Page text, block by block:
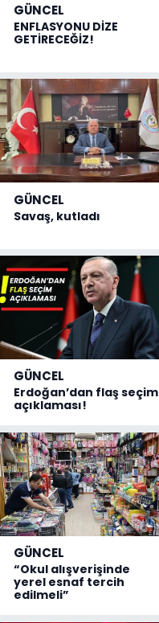
GÜNCEL
ENFLASYONU DİZE
GETİRECEĞİZ!
GÜNCEL
Savaş, kutladı
GÜNCEL
Erdoğan’dan flaş seçim
açıklaması!
GÜNCEL
“Okul alışverişinde
yerel esnaf tercih
edilmeli”